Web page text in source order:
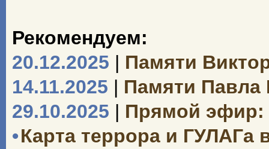
Рекомендуем:
20.12.2025 | Памяти
14.11.2025 | Памяти Павла
29.10.2025 | Прямой эфир:
•Карта террора и ГУЛАГа